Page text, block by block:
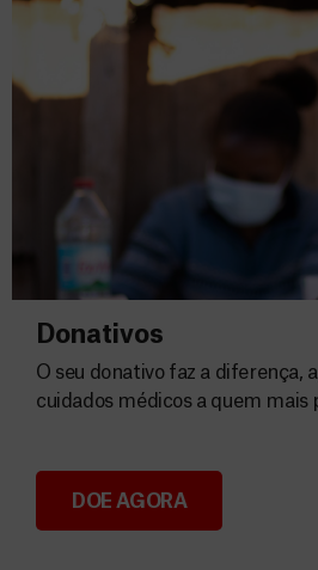
Donativos
Donativos
O seu donativo faz a diferença,
cuidados médicos a quem mais
DOE AGORA